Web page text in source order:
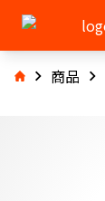
商品